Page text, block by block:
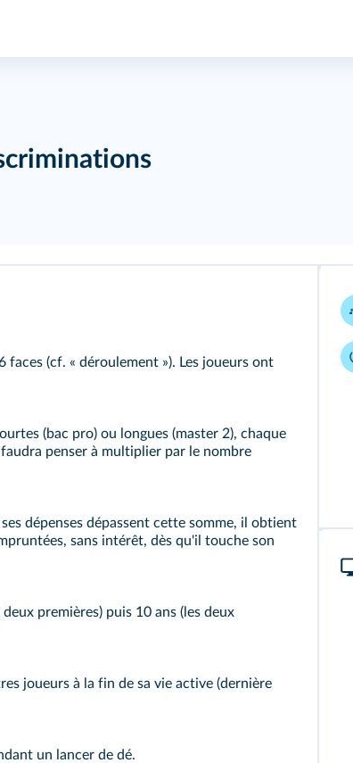
faces (cf. « déroulement »). Les joueurs ont
(bac pro) ou longues (master 2), chaque
penser à multiplier par le nombre
dépenses dépassent cette somme, il obtient
sans intérêt, dès qu'il touche son
premières) puis 10 ans (les deux
joueurs à la fin de sa vie active (dernière
un lancer de dé.